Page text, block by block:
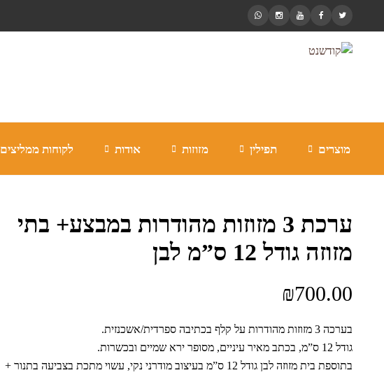
מוצרים תפילין מזוזות אודות לקוחות ממליצים
ערכת 3 מזוזות מהודרות במבצע+ בתי
מזוזה גודל 12 ס”מ לבן
₪700.00
בערכה 3 מזוזות מהודרות על קלף בכתיבה ספרדית/אשכנזית.
גודל 12 ס”מ, בכתב מאיר עיניים, מסופר ירא שמיים ובכשרות.
בתוספת בית מזוזה לבן גודל 12 ס”מ בעיצוב מודרני נקי, עשוי מתכת בצביעה בתנור +